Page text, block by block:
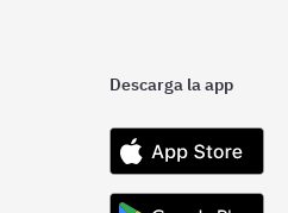
Descarga la app